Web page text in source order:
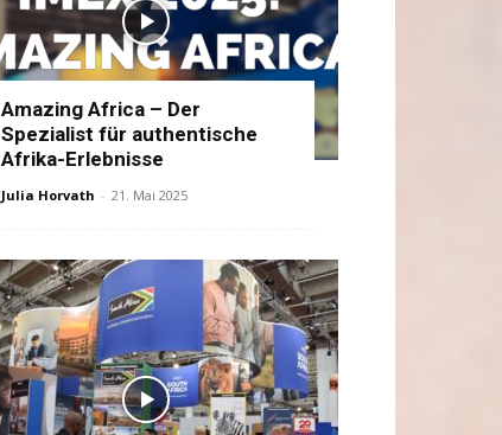
Amazing Africa – Der
Spezialist für authentische
Afrika-Erlebnisse
Julia Horvath - 21. Mai 2025